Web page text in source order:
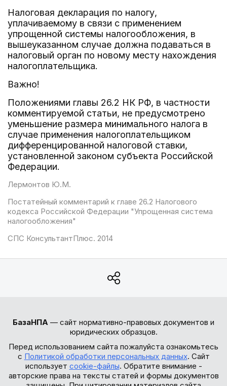
Налоговая декларация по налогу,
уплачиваемому в связи с применением
упрощенной системы налогообложения, в
вышеуказанном случае должна подаваться в
налоговый орган по новому месту нахождения
налогоплательщика.
Важно!
Положениями главы 26.2 НК РФ, в частности
комментируемой статьи, не предусмотрено
уменьшение размера минимального налога в
случае применения налогоплательщиком
дифференцированной налоговой ставки,
установленной законом субъекта Российской
Федерации.
Лермонтов Ю.М.
Постатейный комментарий к главе 26.2 Налогового
кодекса Российской Федерации "Упрощенная система
налогообложения"
СПС КонсультантПлюс. 2014
БазаНПА — сайт нормативно-правовых документов и
юридических образцов.
Перед использованием сайта пожалуйста ознакомьтесь
с Политикой обработки персональных данных. Сайт
использует cookie-файлы. Обратите внимание -
авторские права на тексты статей и формы документов